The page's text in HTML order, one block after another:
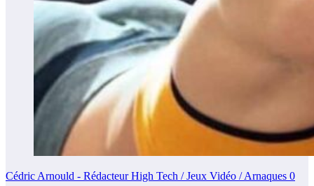
Cédric Arnould - Rédacteur High Tech / Jeux Vidéo / Arnaques 0